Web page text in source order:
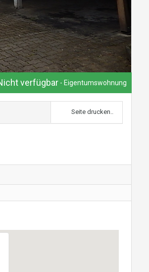
verfügbar - Eigentumswohnung
Seite drucken..